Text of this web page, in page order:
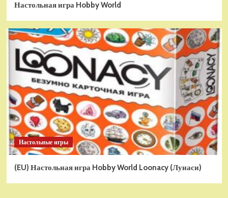
Настольная игра Hobby World
Настольные игры
(EU) Настольная игра Hobby World Loonacy (Лунаси)